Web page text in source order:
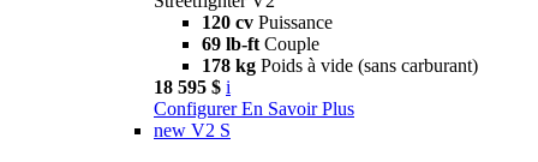
120 cv Puissance
69 lb-ft Couple
178 kg Poids à vide (sans carburant)
18 595 $ i
Configurer En Savoir Plus
new V2 S